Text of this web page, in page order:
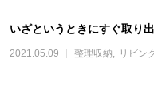
いざというときにすぐ取り
2021.05.09 整理収納 リビン